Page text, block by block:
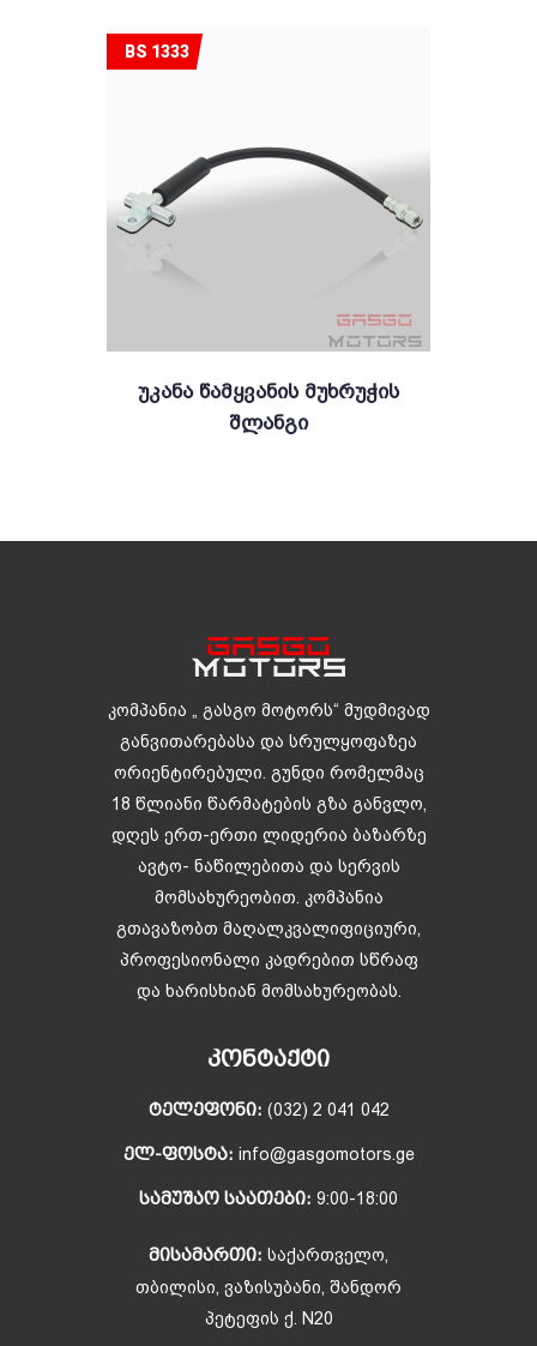
Უკანა Წამყვანის Მუხრუჭის
Შლანგი
BS 1333
კომპანია „ გასგო მოტორს“ მუდმივად
განვითარებასა და სრულყოფაზეა
ორიენტირებული. გუნდი რომელმაც
18 წლიანი წარმატების გზა განვლო,
დღეს ერთ-ერთი ლიდერია ბაზარზე
ავტო- ნაწილებითა და სერვის
მომსახურეობით. კომპანია
გთავაზობთ მაღალკვალიფიციური,
პროფესიონალი კადრებით სწრაფ
და ხარისხიან მომსახურეობას.
ᲙᲝᲜᲢᲐᲥᲢᲘ
ᲢᲔᲚᲔᲤᲝᲜᲘ: (032) 2 041 042
ᲔᲚ-ᲤᲝᲡᲢᲐ: info@gasgomotors.ge
ᲡᲐᲛᲣᲨᲐᲝ ᲡᲐᲐᲗᲔᲑᲘ: 9:00-18:00
ᲛᲘᲡᲐᲛᲐᲠᲗᲘ: საქართველო,
თბილისი, ვაზისუბანი, შანდორ
პეტეფის ქ. N20